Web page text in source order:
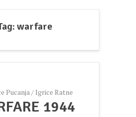
warfare
Pucanja/ Igrice Ratne
1944